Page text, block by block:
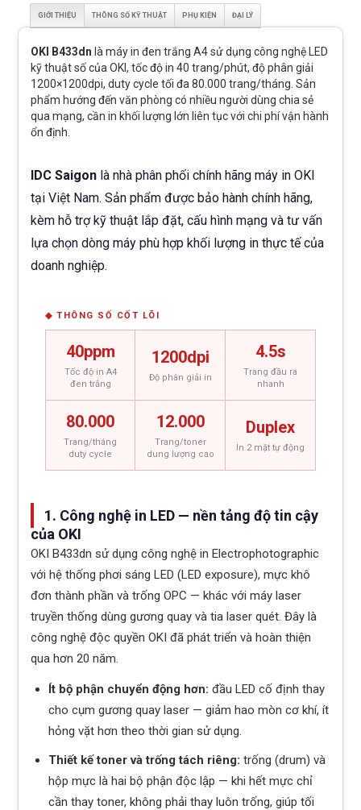
GIỚI THIỆU THÔNG SỐ KỸ THUẬT PHỤ KIỆN ĐẠI LÝ
OKI B433dn là máy in đen trắng A4 sử dụng công nghệ LED
kỹ thuật số của OKI, tốc độ in 40 trang/phút, độ phân giải
1200×1200dpi, duty cycle tối đa 80.000 trang/tháng. Sản
phẩm hướng đến văn phòng có nhiều người dùng chia sẻ
qua mạng, cần in khối lượng lớn liên tục với chi phí vận hành
ổn định.
IDC Saigon là nhà phân phối chính hãng máy in OKI
tại Việt Nam. Sản phẩm được bảo hành chính hãng,
kèm hỗ trợ kỹ thuật lắp đặt, cấu hình mạng và tư vấn
lựa chọn dòng máy phù hợp khối lượng in thực tế của
doanh nghiệp.
◆ THÔNG SỐ CỐT LÕI
40ppm
Tốc độ in A4
đen trắng
1200dpi
Độ phân giải in
4.5s
Trang đầu ra
nhanh
80.000
Trang/tháng
duty cycle
12.000
Trang/toner
dung lượng cao
Duplex
In 2 mặt tự động
1. Công nghệ in LED — nền tảng độ tin cậy
của OKI
OKI B433dn sử dụng công nghệ in Electrophotographic
với hệ thống phơi sáng LED (LED exposure), mực khô
đơn thành phần và trống OPC — khác với máy laser
truyền thống dùng gương quay và tia laser quét. Đây là
công nghệ độc quyền OKI đã phát triển và hoàn thiện
qua hơn 20 năm.
Ít bộ phận chuyển động hơn: đầu LED cố định thay
cho cụm gương quay laser — giảm hao mòn cơ khí, ít
hỏng vặt hơn theo thời gian sử dụng.
Thiết kế toner và trống tách riêng: trống (drum) và
hộp mực là hai bộ phận độc lập — khi hết mực chỉ
cần thay toner, không phải thay luôn trống, giúp tối